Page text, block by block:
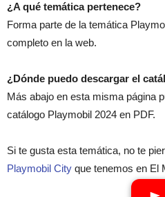
¿A qué temática pertenece?
Forma parte de la temática
completo en la web.
¿Dónde puedo descargar el
Más abajo en esta misma página
catálogo Playmobil 2024 en PDF.
Si te gusta esta temática, no te
Playmobil City que tenemos en El